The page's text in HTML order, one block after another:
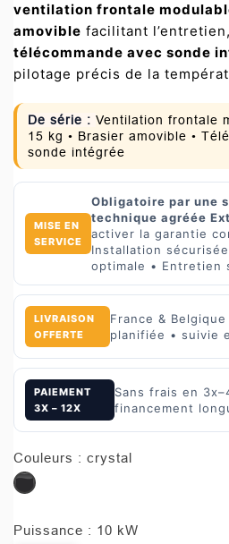
ventilation frontale
amovible facilitant
télécommande avec sonde
pilotage précis de la
De série : Ventilation frontale
15 kg • Brasier amovible •
sonde intégrée
MISE EN
SERVICE
Obligatoire par une
technique agréée
activer la garantie
Installation
optimale • Entretien
LIVRAISON
OFFERTE
France &
planifiée • suivie
PAIEMENT
3X – 12X
Sans frais en
financement
Couleurs : crystal
crystal
Puissance : 10 kW